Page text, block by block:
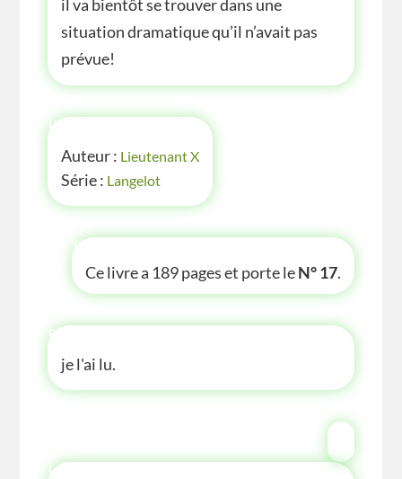
il va bientôt se trouver dans une
situation dramatique qu’il n’avait pas
prévue!
INFOS
Auteur : Lieutenant X
Série : Langelot
P'TITE INFOS
Ce livre a 189 pages et porte leN° 17.
P'TITE ANECDOTE
je l'ai lu.
LES P'TITES LISTES DES BIBLIOTHÈQUE